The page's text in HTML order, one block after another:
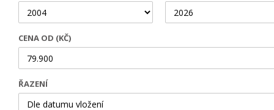
CENA OD (KČ)
ŘAZENÍ